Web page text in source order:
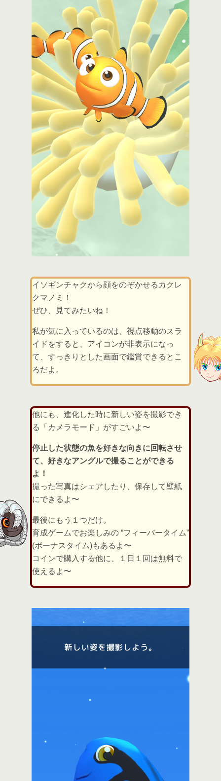
イソギンチャクから顔をのぞかせるカクレ
クマノミ！
ぜひ、見てみたいね！
私が気に入っているのは、視点移動のスラ
イドをすると、アイコンが非表示になっ
て、すっきりとした画面で鑑賞できるとこ
ろだよ。
他にも、進化した時に新しい姿を撮影でき
る「カメラモード」がすごいよ〜
停止した状態の魚を好きな向きに回転させ
て、好きなアングルで撮ることができる
よ！
撮った写真はシェアしたり、保存して壁紙
にできるよ〜
最後にもう１つだけ。
育成ゲームでお楽しみの “フィーバータイム”
(ボーナスタイム)もあるよ〜
コインで購入する他に、１日１回は無料で
使えるよ〜